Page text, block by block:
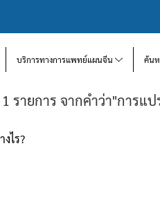
บริการทางการแพทย์แผนจีน ค้น
รายการ จากคำว่า"การแ
ไร?